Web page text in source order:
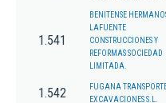
1.541
BENITENSE
LAFUENTE
CONSTRUCCIONES Y
REFORMAS SOCIEDAD
LIMITADA.
1.542
FUGANA
EXCAVACIONES S.L.